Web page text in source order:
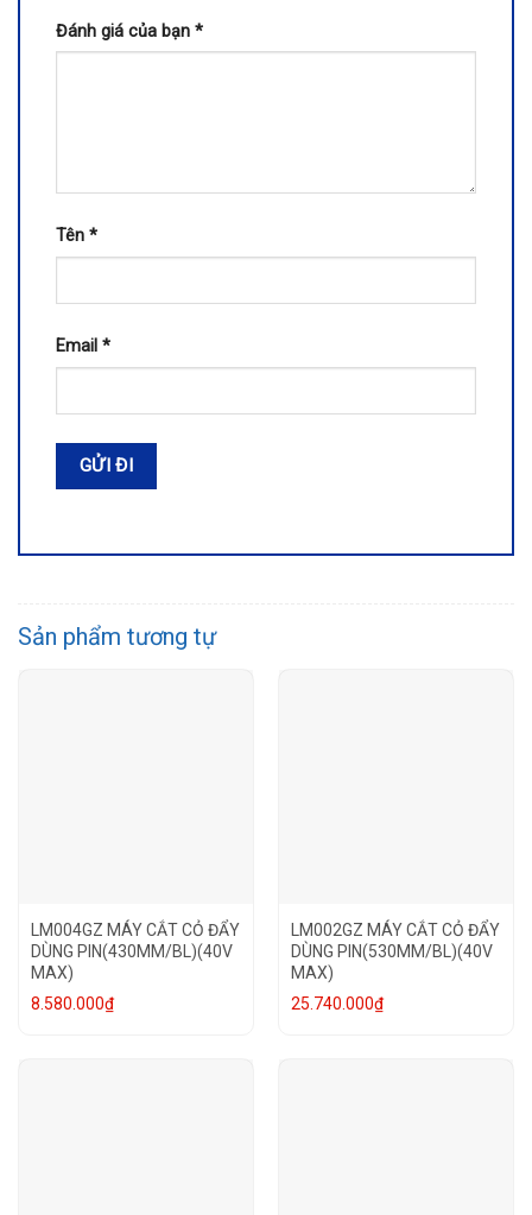
Đánh giá của bạn *
Tên *
Email *
Sản phẩm tương tự
LM004GZ MÁY CẮT CỎ ĐẨY
DÙNG PIN(430MM/BL)(40V
MAX)
8.580.000₫
LM002GZ MÁY CẮT CỎ ĐẨY
DÙNG PIN(530MM/BL)(40V
MAX)
25.740.000₫